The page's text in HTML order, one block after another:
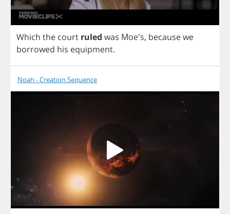
Which the court ruled was Moe's, becausewe
borrowed his equipment.
Noah - Creation Sequence